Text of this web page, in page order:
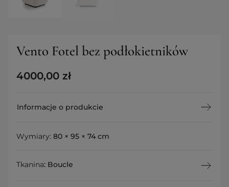
Vento Fotel bez podłokietników
4000,00 zł
Informacje o produkcie
Wymiary: 80 × 95 × 74 cm
Tkanina: Boucle